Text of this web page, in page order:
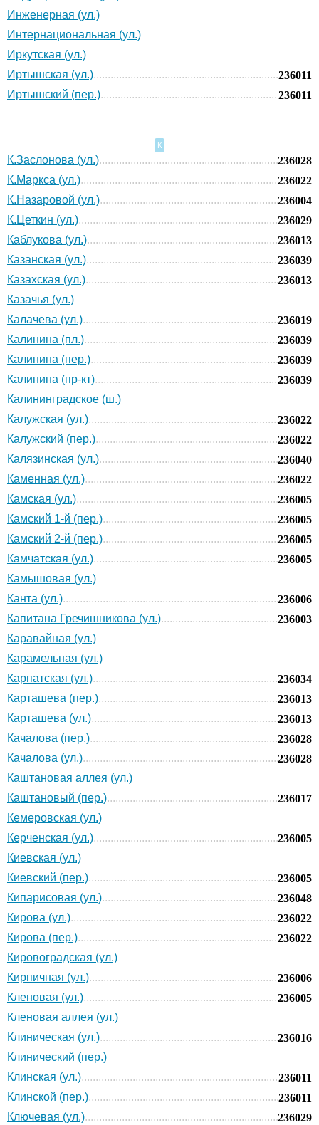
Инженерная (ул.)
Интернациональная (ул.)
Иркутская (ул.)
Иртышская (ул.)
236011
Иртышский (пер.)
236011
К
К.Заслонова (ул.)
236028
К.Маркса (ул.)
236022
К.Назаровой (ул.)
236004
К.Цеткин (ул.)
236029
Каблукова (ул.)
236013
Казанская (ул.)
236039
Казахская (ул.)
236013
Казачья (ул.)
Калачева (ул.)
236019
Калинина (пл.)
236039
Калинина (пер.)
236039
Калинина (пр-кт)
236039
Калининградское (ш.)
Калужская (ул.)
236022
Калужский (пер.)
236022
Калязинская (ул.)
236040
Каменная (ул.)
236022
Камская (ул.)
236005
Камский 1-й (пер.)
236005
Камский 2-й (пер.)
236005
Камчатская (ул.)
236005
Камышовая (ул.)
Канта (ул.)
236006
Капитана Гречишникова (ул.)
236003
Каравайная (ул.)
Карамельная (ул.)
Карпатская (ул.)
236034
Карташева (пер.)
236013
Карташева (ул.)
236013
Качалова (пер.)
236028
Качалова (ул.)
236028
Каштановая аллея (ул.)
Каштановый (пер.)
236017
Кемеровская (ул.)
Керченская (ул.)
236005
Киевская (ул.)
Киевский (пер.)
236005
Кипарисовая (ул.)
236048
Кирова (ул.)
236022
Кирова (пер.)
236022
Кировоградская (ул.)
Кирпичная (ул.)
236006
Кленовая (ул.)
236005
Кленовая аллея (ул.)
Клиническая (ул.)
236016
Клинический (пер.)
Клинская (ул.)
236011
Клинской (пер.)
236011
Ключевая (ул.)
236029